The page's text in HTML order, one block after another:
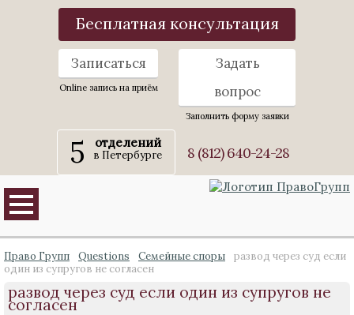
Бесплатная консультация
Записаться
Online запись на приём
Задать
вопрос
Заполнить форму заявки
5 отделений
в Петербурге 8 (812) 640-24-28
Право Групп Questions Семейные споры
развод через суд если
один из супругов не согласен
развод через суд если один из супругов не
согласен